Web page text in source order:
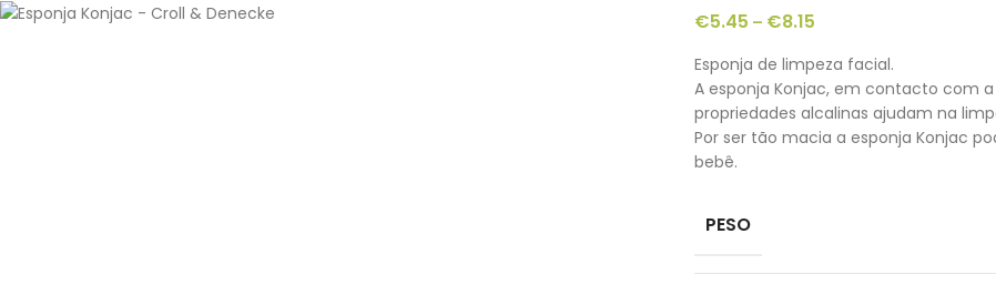
€5.45 – €8.15
Esponja de limpeza facial.
A esponja Konjac, em contacto com
propriedades alcalinas ajudam na
Por ser tão macia a esponja Konjac
bebê.
PESO